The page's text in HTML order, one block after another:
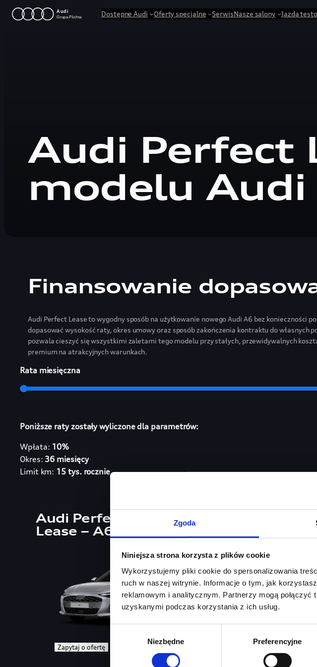
Zgoda
Niniejsza strona korzysta z plików cookie
Wykorzystujemy pliki cookie do spersonalizowania
ruch w naszej witrynie. Informacje o tym, jak
reklamowym i analitycznym. Partnerzy mogą
uzyskanymi podczas korzystania z ich usług.
Niezbędne Preferencyjne
Przejdź
Dostępne Audi Oferty specjalne SerwisNasze salony Jazda
Audi Perfect
modelu Audi
Finansowanie
Audi Perfect Lease to wygodny sposób na użytkowanie nowego Audi A6 bez
dopasować wysokość raty, okres umowy oraz sposób zakończenia kontraktu do
pozwala cieszyć się wszystkimi zaletami tego modelu przy stałych, przewidywalnych
premium na atrakcyjnych warunkach.
Rata miesięczna
Poniższe raty zostały wyliczone dla parametrów:
Wpłata: 10%
Okres: 36 miesięcy
Limit km: 15 tys. rocznie
Audi Perfect
Lease – A6
zł netto/mies.
Zapytaj o ofertę
Więcej informacji
Audi
Zapytaj o ofertę